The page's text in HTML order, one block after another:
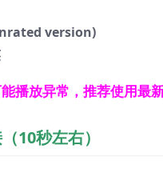
version)
播放异常，推荐使用最
10秒左右）